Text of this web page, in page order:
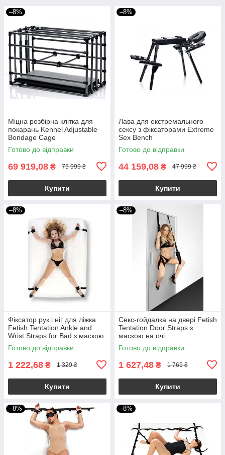
–8%
Міцна розбірна клітка для
покарань Kennel Adjustable
Bondage Cage
Готово до відправки
69 919,08 ₴ 75 999 ₴
Купити
–8%
Лава для екстремального
сексу з фіксаторами Extreme
Sex Bench
Готово до відправки
44 159,08 ₴ 47 999 ₴
Купити
–8%
Фіксатор рук і ніг для ліжка
Fetish Tentation Ankle and
Wrist Straps for Bad з маскою
на очі
Готово до відправки
1 222,68 ₴ 1 329 ₴
Купити
–8%
Секс-гойдалка на двері Fetish
Tentation Door Straps з
маскою на очі
Готово до відправки
1 627,48 ₴ 1 769 ₴
Купити
–8% –8%